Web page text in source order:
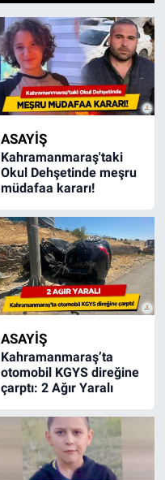
ASAYİŞ
Kahramanmaraş'taki
Okul Dehşetinde meşru
müdafaa kararı!
ASAYİŞ
Kahramanmaraş’ta
otomobil KGYS direğine
çarptı: 2 Ağır Yaralı